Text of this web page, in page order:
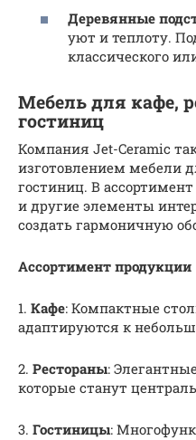
Деревянные
уют и теплоту.
классического
Мебель для кафе,
гостиниц
Компания Jet-Ceramic
изготовлением мебели
гостиниц. В
и другие элементы
создать гармоничную
Ассортимент продукции
1. Кафе: Компактные
адаптируются к
2. Рестораны:
которые станут
3. Гостиницы: